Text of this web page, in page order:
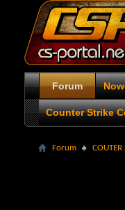
Forum
Counter Strike
Forum COUTER